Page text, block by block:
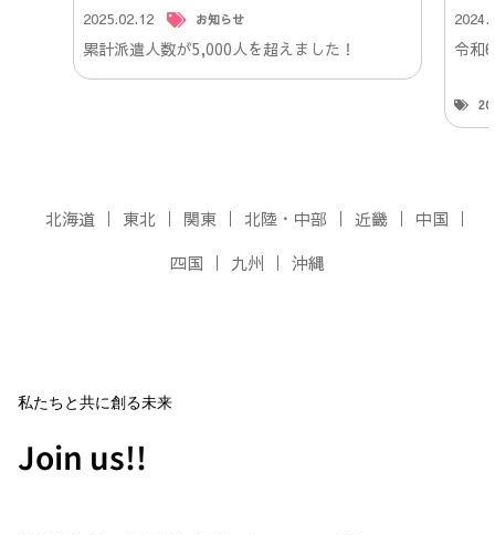
2025.02.12 お知らせ
累計派遣人数が5,000人を超えました！ 令和
北海道 東北 関東 北陸・中部 近畿
中国
四国
九州 沖縄
私たちと共に創る未来
Join us!!